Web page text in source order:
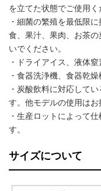
を立てた状態でご使用く
・細菌の繁殖を最低限
食、果汁、果肉、お茶
いでください。
・ドライアイス、液体
・食器洗浄機、食器乾
・炭酸飲料に対応して
す。他モデルの使用はお
・生産ロットによって
す。
サイズについて